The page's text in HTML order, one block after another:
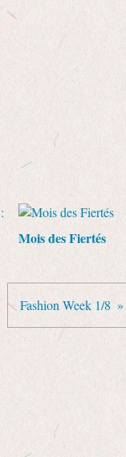
Mois des Fiertés
Fashion Week 1/8